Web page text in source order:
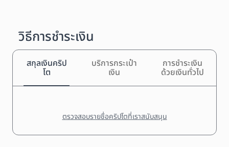
วิธีการชำระเงิน
สกุลเงินคริป
โต
บริการกระเป๋า
เงิน
การชำระเงิน
ด้วยเงินทั่วไป
ตรวจสอบรายชื่อคริปโตที่เราสนับสนุน